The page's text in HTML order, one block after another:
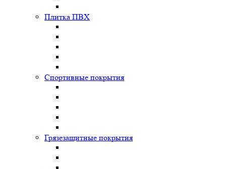
Плитка ПВХ
Спортивные покрытия
Грязезащитные покрытия